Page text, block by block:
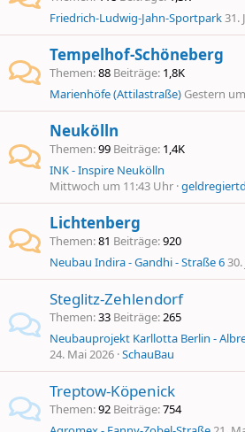
Friedrich-Ludwig-Jahn-Sportpark31.
Tempelhof-Schöneberg
Themen 88 Beiträge 1,8K
Marienhöfe (Attilastraße) Gestern
Neukölln
Themen 99 Beiträge 1,4K
INK - Inspire Neukölln
Mittwoch um 11:43 Uhr
Lichtenberg
Themen 81 Beiträge 920
Neubau Indira - Gandhi - Straße 630.
Steglitz-Zehlendorf
Themen 33 Beiträge 265
Neubauprojekt Karllotta Berlin -
24. Mai 2026 SchauBau
Treptow-Köpenick
Themen 92 Beiträge 754